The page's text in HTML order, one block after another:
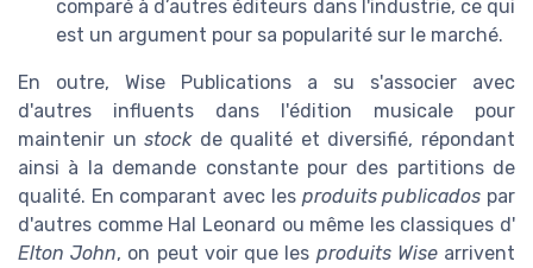
comparé à d’autres éditeurs dans l'industrie, ce qui
est un argument pour sa popularité sur le marché.
En outre, Wise Publications a su s'associer avec
d'autres influents dans l'édition musicale pour
maintenir unstockde qualité et diversifié, répondant
ainsi à la demande constante pour des partitions de
qualité. En comparant avec les produits publicados par
d'autres comme Hal Leonard ou même les classiques d'
Elton John, on peut voir que les produits Wisearrivent